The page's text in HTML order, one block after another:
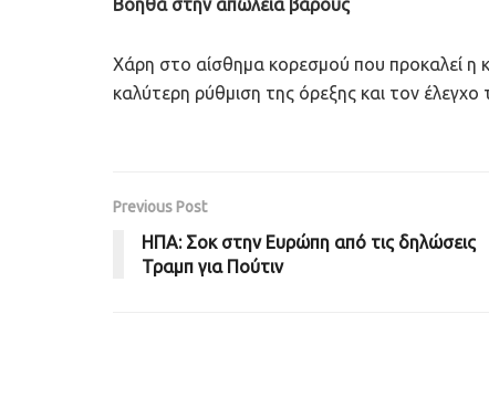
Βοηθά στην απώλεια βάρους
Χάρη στο αίσθημα κορεσμού που προκαλεί η
καλύτερη ρύθμιση της όρεξης και τον έλεγχο
Previous Post
ΗΠΑ: Σοκ στην Ευρώπη από τις δηλώσεις
Τραμπ για Πούτιν